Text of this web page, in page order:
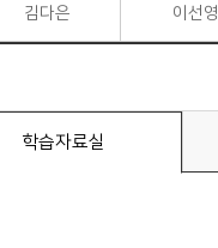
김다은 이선영
학습자료실